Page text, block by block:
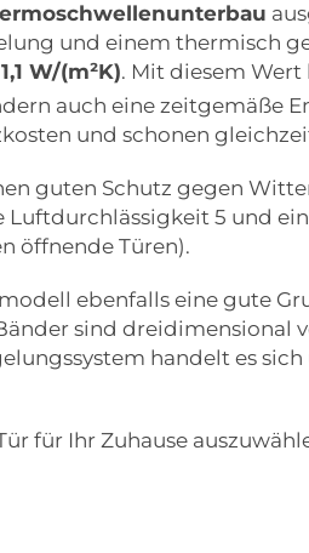
und einem thermisch
W/(m²K). Mit diesem
auch eine zeitgemäße
und schonen
guten Schutz gegen
5 und
öffnende Türen).
ebenfalls eine gute
sind dreidimensional
handelt es sich
für Ihr Zuhause